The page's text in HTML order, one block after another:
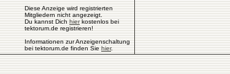
Diese Anzeige wird registrierten
Mitgliedern nicht angezeigt.
Du kannst Dich hierkostenlos bei
tektorum.de registrieren!
Informationen zur Anzeigenschaltung
bei tektorum.de finden Sie hier.